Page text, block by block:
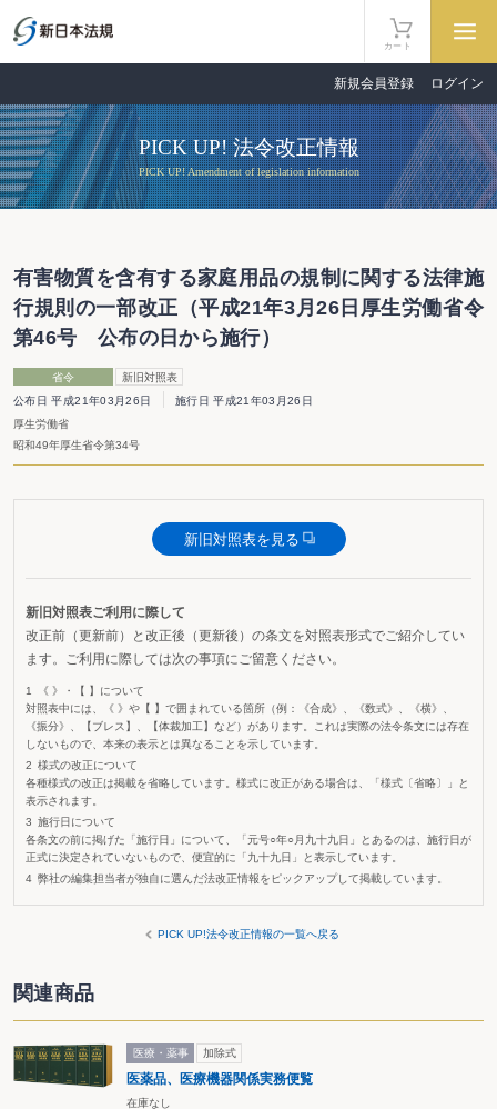
カート
新規会員登録 ログイン
PICK UP! 法令改正情報
PICK UP! Amendment of legislation information
有害物質を含有する家庭用品の規制に関する法律施
行規則の一部改正（平成21年3月26日厚生労働省令
第46号 公布の日から施行）
省令
新旧対照表
公布日 平成21年03月26日
施行日 平成21年03月26日
厚生労働省
昭和49年厚生省令第34号
新旧対照表を見る
新旧対照表ご利用に際して
改正前（更新前）と改正後（更新後）の条文を対照表形式でご紹介してい
ます。ご利用に際しては次の事項にご留意ください。
《 》・【 】について
対照表中には、《 》や【 】で囲まれている箇所（例：《合成》、《数式》、《横》、
《振分》、【ブレス】、【体裁加工】など）があります。これは実際の法令条文には存在
しないもので、本来の表示とは異なることを示しています。
様式の改正について
各種様式の改正は掲載を省略しています。様式に改正がある場合は、「様式〔省略〕」と
表示されます。
施行日について
各条文の前に掲げた「施行日」について、「元号○年○月九十九日」とあるのは、施行日が
正式に決定されていないもので、便宜的に「九十九日」と表示しています。
弊社の編集担当者が独自に選んだ法改正情報をピックアップして掲載しています。
PICK UP!法令改正情報の一覧へ戻る
関連商品
医療・薬事 加除式
医薬品、医療機器関係実務便覧
在庫なし